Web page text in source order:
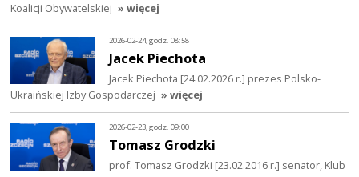
Koalicji Obywatelskiej » więcej
2026-02-24, godz. 08:58
Jacek Piechota
Jacek Piechota [24.02.2026 r.] prezes Polsko-
Ukraińskiej Izby Gospodarczej » więcej
2026-02-23, godz. 09:00
Tomasz Grodzki
prof. Tomasz Grodzki [23.02.2016 r.] senator, Klub